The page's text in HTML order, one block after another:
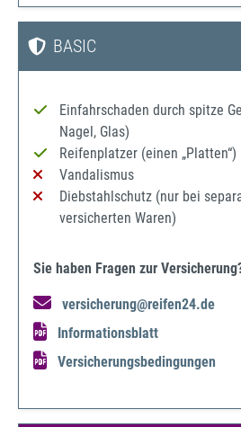
BASIC
Einfahrschaden durch spitze
Nagel, Glas)
Reifenplatzer (einen „Platten“)
Vandalismus
Diebstahlschutz (nur bei
versicherten Waren)
Sie haben Fragen zur
versicherung@reifen24.de
Informationsblatt
Versicherungsbedingungen